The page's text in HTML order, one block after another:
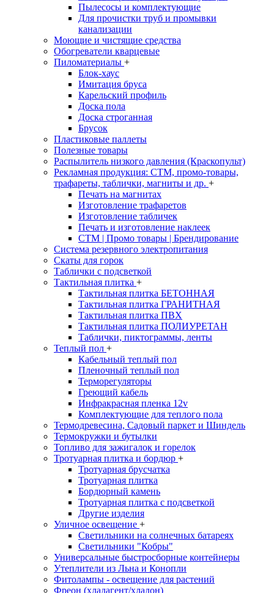
Пылесосы и комплектующие
Для прочистки труб и промывки
канализации
Моющие и чистящие средства
Обогреватели кварцевые
Пиломатериалы +
Блок-хаус
Имитация бруса
Карельский профиль
Доска пола
Доска строганная
Брусок
Пластиковые паллеты
Полезные товары
Распылитель низкого давления (Краскопульт)
Рекламная продукция: CTM, промо-товары,
трафареты, таблички, магниты и др. +
Печать на магнитах
Изготовление трафаретов
Изготовление табличек
Печать и изготовление наклеек
CTM | Промо товары | Брендирование
Система резервного электропитания
Скаты для горок
Таблички с подсветкой
Тактильная плитка +
Тактильная плитка БЕТОННАЯ
Тактильная плитка ГРАНИТНАЯ
Тактильная плитка ПВХ
Тактильная плитка ПОЛИУРЕТАН
Таблички, пиктограммы, ленты
Теплый пол +
Кабельный теплый пол
Пленочный теплый пол
Терморегуляторы
Греющий кабель
Инфракрасная пленка 12v
Комплектующие для теплого пола
Термодревесина, Садовый паркет и Шиндель
Термокружки и бутылки
Топливо для зажигалок и горелок
Тротуарная плитка и бордюр +
Тротуарная брусчатка
Тротуарная плитка
Бордюрный камень
Тротуарная плитка с подсветкой
Другие изделия
Уличное освещение +
Светильники на солнечных батареях
Светильники "Кобры"
Универсальные быстросборные контейнеры
Утеплители из Льна и Конопли
Фитолампы - освещение для растений
Фреон (хладагент/хладон)